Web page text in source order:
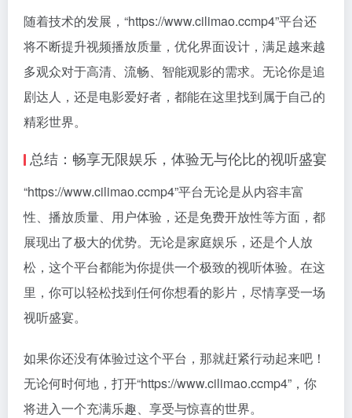
随着技术的发展，“https://www.cilimao.ccmp4”平台还
将不断提升视频播放质量，优化界面设计，满足越来越
多观众对于高清、流畅、智能观影的需求。无论你是追
剧达人，还是电影爱好者，都能在这里找到属于自己的
精彩世界。
总结：畅享无限娱乐，体验无与伦比的视听盛宴
“https://www.cilimao.ccmp4”平台无论是从内容丰富
性、播放质量、用户体验，还是免费开放性等方面，都
展现出了极大的优势。无论是家庭娱乐，还是个人放
松，这个平台都能为你提供一个极致的视听体验。在这
里，你可以轻松找到任何你想看的影片，尽情享受一场
视听盛宴。
如果你还没有体验过这个平台，那就赶紧行动起来吧！
无论何时何地，打开“https://www.cilimao.ccmp4”，你
将进入一个充满乐趣、享受与惊喜的世界。